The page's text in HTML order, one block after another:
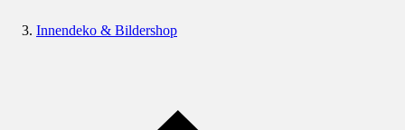
Innendeko & Bildershop